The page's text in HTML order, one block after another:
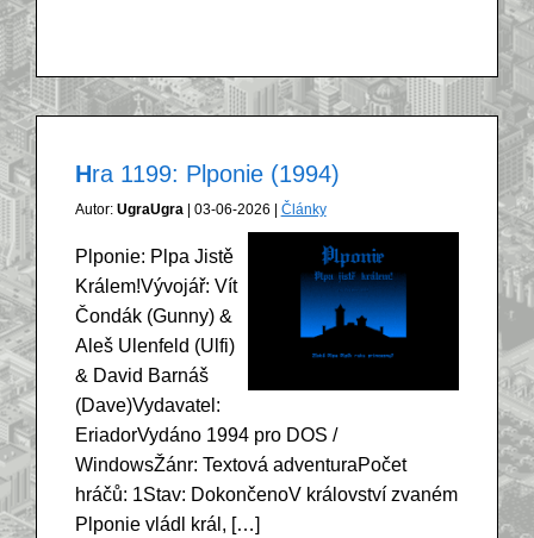
Hra 1199: Plponie (1994)
Autor: UgraUgra| 03-06-2026 | Články
Plponie: Plpa Jistě
Králem!Vývojář: Vít
Čondák (Gunny) &
Aleš Ulenfeld (Ulfi)
& David Barnáš
(Dave)Vydavatel:
EriadorVydáno 1994 pro DOS /
WindowsŽánr: Textová adventuraPočet
hráčů: 1Stav: DokončenoV království zvaném
Plponie vládl král, […]